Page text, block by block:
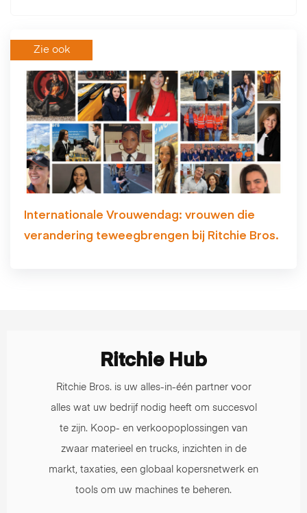
Zie ook
Internationale Vrouwendag: vrouwen die
verandering teweegbrengen bij Ritchie Bros.
Ritchie Hub
Ritchie Bros. is uw alles-in-één partner voor
alles wat uw bedrijf nodig heeft om succesvol
te zijn. Koop- en verkoopoplossingen van
zwaar materieel en trucks, inzichten in de
markt, taxaties, een globaal kopersnetwerk en
tools om uw machines te beheren.